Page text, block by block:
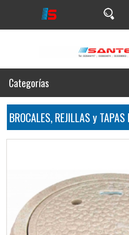
Categorías
BROCALES, REJILLAS y